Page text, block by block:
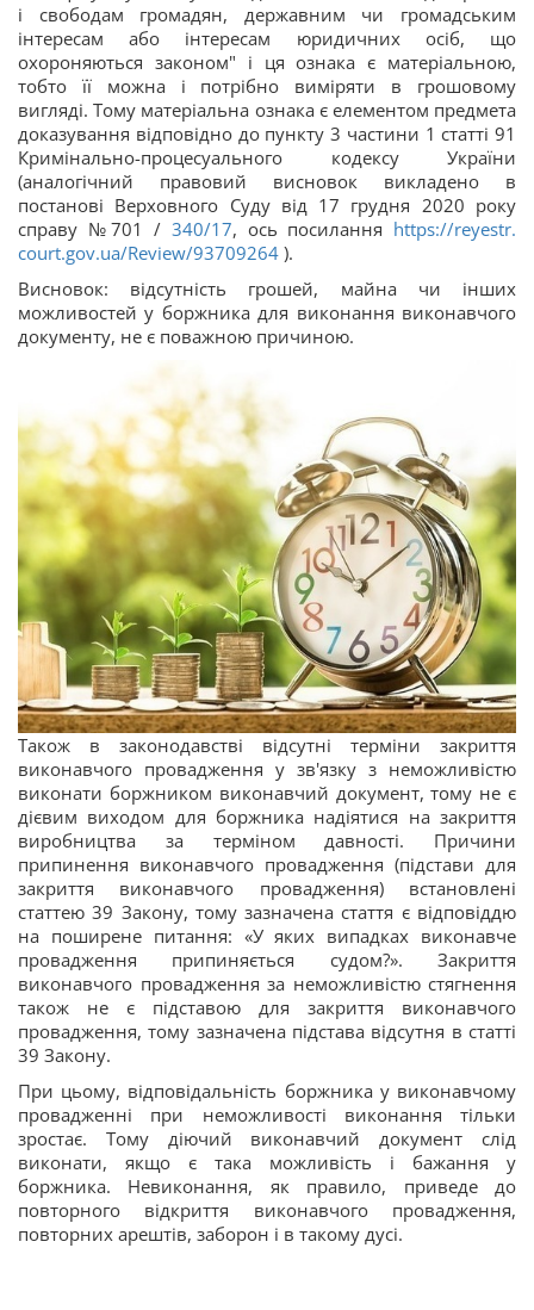
і свободам громадян, державним чи громадським
інтересам або інтересам юридичних осіб, що
охороняються законом" і ця ознака є матеріальною,
тобто її можна і потрібно виміряти в грошовому
вигляді. Тому матеріальна ознака є елементом предмета
доказування відповідно до пункту 3 частини 1 статті 91
Кримінально-процесуального кодексу України
(аналогічний правовий висновок викладено в
постанові Верховного Суду від 17 грудня 2020 року
справу №701 / 340/17, ось посилання https://reyestr.
court.gov.ua/Review/93709264 ).
Висновок: відсутність грошей, майна чи інших
можливостей у боржника для виконання виконавчого
документу, не є поважною причиною.
Також в законодавстві відсутні терміни закриття
виконавчого провадження у зв'язку з неможливістю
виконати боржником виконавчий документ, тому не є
дієвим виходом для боржника надіятися на закриття
виробництва за терміном давності. Причини
припинення виконавчого провадження (підстави для
закриття виконавчого провадження) встановлені
статтею 39 Закону, тому зазначена стаття є відповіддю
на поширене питання: «У яких випадках виконавче
провадження припиняється судом?». Закриття
виконавчого провадження за неможливістю стягнення
також не є підставою для закриття виконавчого
провадження, тому зазначена підстава відсутня в статті
39 Закону.
При цьому, відповідальність боржника у виконавчому
провадженні при неможливості виконання тільки
зростає. Тому діючий виконавчий документ слід
виконати, якщо є така можливість і бажання у
боржника. Невиконання, як правило, приведе до
повторного відкриття виконавчого провадження,
повторних арештів, заборон і в такому дусі.